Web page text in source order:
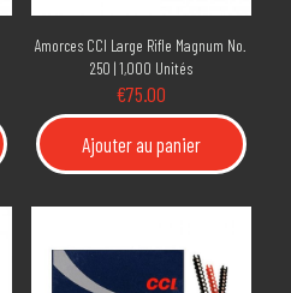
Amorces CCI Large Rifle Magnum No.
250 | 1,000 Unités
€75.00
Ajouter au panier